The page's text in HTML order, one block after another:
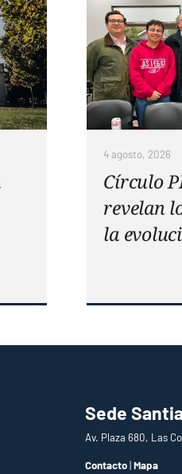
4 agosto, 2026
Círculo
revelan
la
Sede
Av. Plaza 680, Las
Contacto|Mapa